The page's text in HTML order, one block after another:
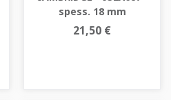
spess. 18 mm
21,50 €